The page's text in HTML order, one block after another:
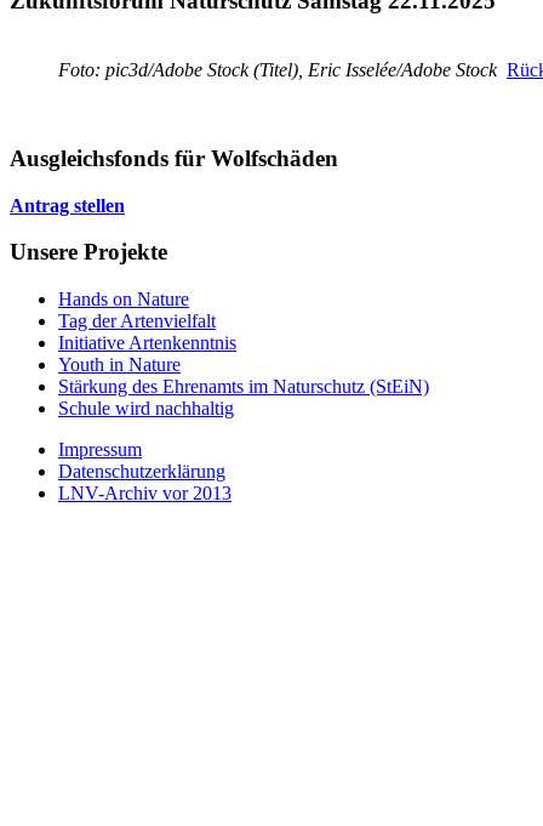
Foto: pic3d/Adobe Stock (Titel), Eric Isselée/Adobe Stock
Ausgleichsfonds für Wolfschäden
Antrag stellen
Unsere Projekte
Hands on Nature
Tag der Artenvielfalt
Initiative Artenkenntnis
Youth in Nature
Stärkung des Ehrenamts im Naturschutz (StEiN)
Schule wird nachhaltig
Impressum
Datenschutzerklärung
LNV-Archiv vor 2013